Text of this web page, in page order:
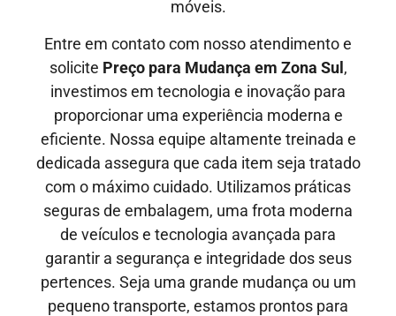
móveis.
Entre em contato com nosso atendimento e
solicite Preço para Mudança em Zona Sul,
investimos em tecnologia e inovação para
proporcionar uma experiência moderna e
eficiente. Nossa equipe altamente treinada e
dedicada assegura que cada item seja tratado
com o máximo cuidado. Utilizamos práticas
seguras de embalagem, uma frota moderna
de veículos e tecnologia avançada para
garantir a segurança e integridade dos seus
pertences. Seja uma grande mudança ou um
pequeno transporte, estamos prontos para